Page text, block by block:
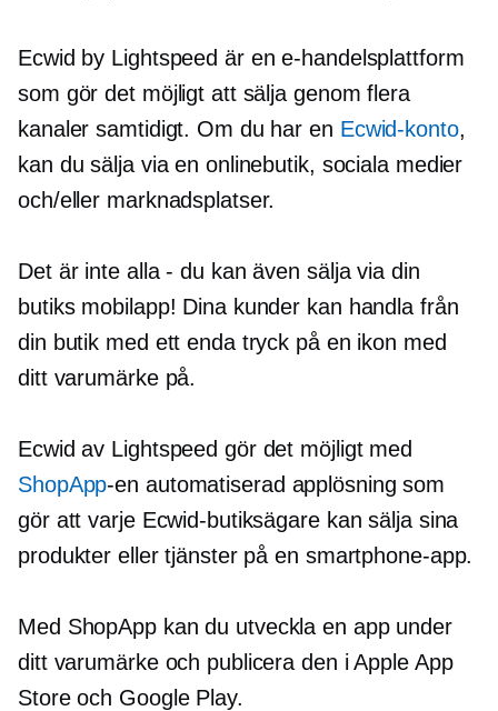
Ecwid by Lightspeed är en e-handelsplattform
som gör det möjligt att sälja genom flera
kanaler samtidigt. Om du har en Ecwid-konto,
kan du sälja via en onlinebutik, sociala medier
och/eller marknadsplatser.
Det är inte alla - du kan även sälja via din
butiks mobilapp! Dina kunder kan handla från
din butik med ett enda tryck på en ikon med
ditt varumärke på.
Ecwid av Lightspeed gör det möjligt med
ShopApp-en automatiserad applösning som
gör att varje Ecwid-butiksägare kan sälja sina
produkter eller tjänster på en smartphone-app.
Med ShopApp kan du utveckla en app under
ditt varumärke och publicera den i Apple App
Store och Google Play.